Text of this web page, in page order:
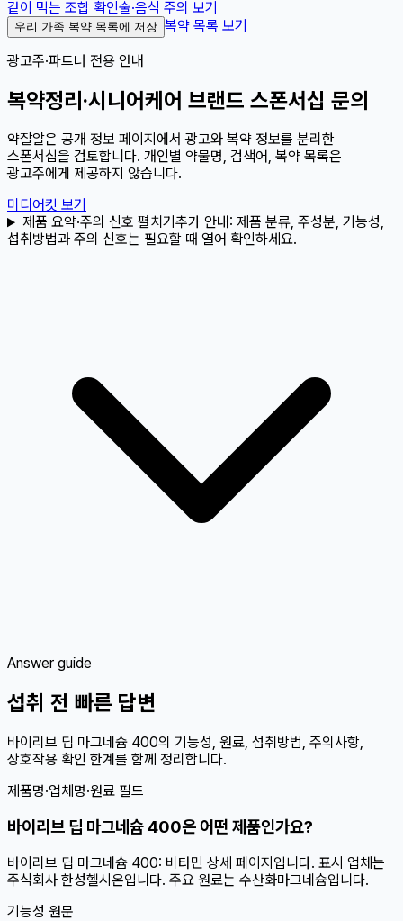
같이 먹는 조합 확인술·음식 주의 보기
우리 가족 복약 목록에 저장 복약 목록 보기
광고주·파트너 전용 안내
복약정리·시니어케어 브랜드 스폰서십 문의
약잘알은 공개 정보 페이지에서 광고와 복약 정보를 분리한
스폰서십을 검토합니다. 개인별 약물명, 검색어, 복약 목록은
광고주에게 제공하지 않습니다.
미디어킷 보기
제품 요약·주의 신호 펼치기 추가 안내: 제품 분류, 주성분, 기능성,
섭취방법과 주의 신호는 필요할 때 열어 확인하세요.
Answer guide
섭취 전 빠른 답변
바이리브 딥 마그네슘 400의 기능성, 원료, 섭취방법, 주의사항,
상호작용 확인 한계를 함께 정리합니다.
제품명·업체명·원료 필드
바이리브 딥 마그네슘 400은 어떤 제품인가요?
바이리브 딥 마그네슘 400: 비타민 상세 페이지입니다. 표시 업체는
주식회사 한성헬시온입니다. 주요 원료는 수산화마그네슘입니다.
기능성 원문